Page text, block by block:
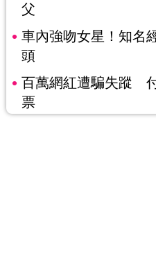
父
車內強吻女星！知名
頭
百萬網紅遭騙失蹤
票